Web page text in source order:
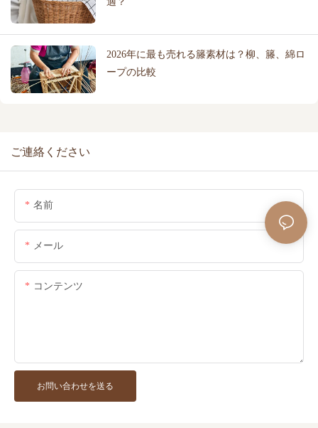
2026年に最も売れる籐素材は？柳、籐、綿ロ
ープの比較
ご連絡ください
名前
メール
コンテンツ
お問い合わせを送る